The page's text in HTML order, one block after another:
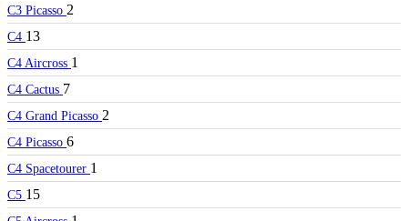
C3 Picasso 2
C4 13
C4 Aircross 1
C4 Cactus 7
C4 Grand Picasso 2
C4 Picasso 6
C4 Spacetourer 1
C5 15